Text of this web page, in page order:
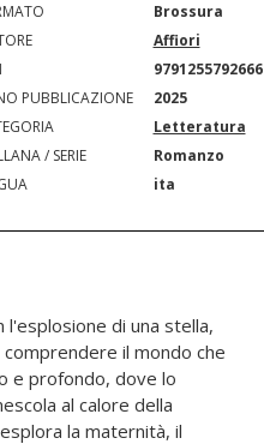
Brossura
Affiori
9791255792666
PUBBLICAZIONE
2025
Letteratura
/ SERIE
Romanzo
ita
l'esplosione di una stella,
il mondo che
e profondo, dove lo
al calore della
la maternità, il
cercano mani sicure che
dei pensieri prosegue
una mamma per sua
e futuro. Fino
perdita, riflettendo su